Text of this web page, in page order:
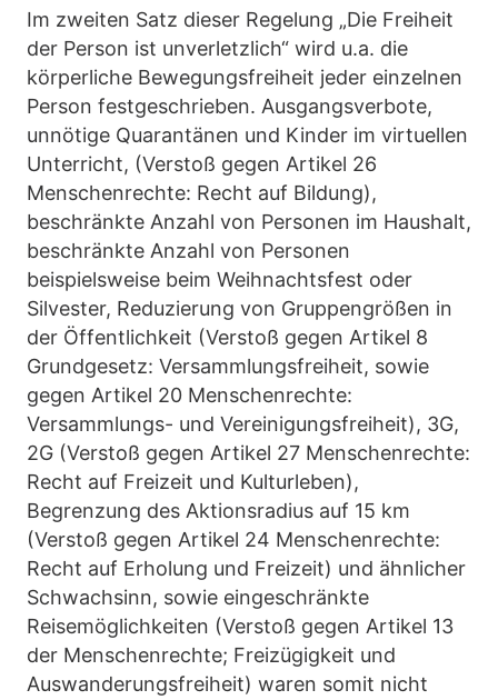
Im zweiten Satz dieser Regelung „Die Freiheit
der Person ist unverletzlich“ wird u.a. die
körperliche Bewegungsfreiheit jeder einzelnen
Person festgeschrieben. Ausgangsverbote,
unnötige Quarantänen und Kinder im virtuellen
Unterricht, (Verstoß gegen Artikel 26
Menschenrechte: Recht auf Bildung),
beschränkte Anzahl von Personen im Haushalt,
beschränkte Anzahl von Personen
beispielsweise beim Weihnachtsfest oder
Silvester, Reduzierung von Gruppengrößen in
der Öffentlichkeit (Verstoß gegen Artikel 8
Grundgesetz: Versammlungsfreiheit, sowie
gegen Artikel 20 Menschenrechte:
Versammlungs- und Vereinigungsfreiheit), 3G,
2G (Verstoß gegen Artikel 27 Menschenrechte:
Recht auf Freizeit und Kulturleben),
Begrenzung des Aktionsradius auf 15 km
(Verstoß gegen Artikel 24 Menschenrechte:
Recht auf Erholung und Freizeit) und ähnlicher
Schwachsinn, sowie eingeschränkte
Reisemöglichkeiten (Verstoß gegen Artikel 13
der Menschenrechte; Freizügigkeit und
Auswanderungsfreiheit) waren somit nicht